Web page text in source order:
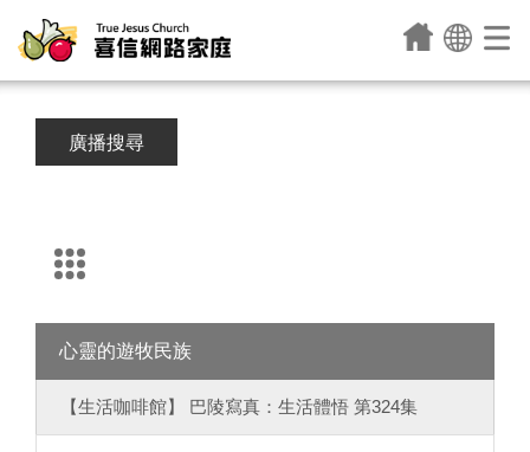
廣播搜尋
心靈的遊牧民族
【生活咖啡館】 巴陵寫真：生活體悟 第324集